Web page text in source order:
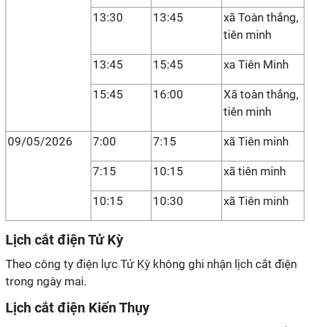
13:30 13:45
xã Toàn thắng,
tiên minh
13:45 15:45 xa Tiên Minh
15:45 16:00
Xã toàn thắng,
tiên minh
09/05/2026 7:00 7:15 xã Tiên minh
7:15 10:15 xã tiên minh
10:15 10:30 xã Tiên minh
Lịch cắt điện Tử Kỳ
Theo công ty điện lực Tử Kỳ không ghi nhận lịch cắt điện
trong ngày mai.
Lịch cắt điện Kiến Thụy